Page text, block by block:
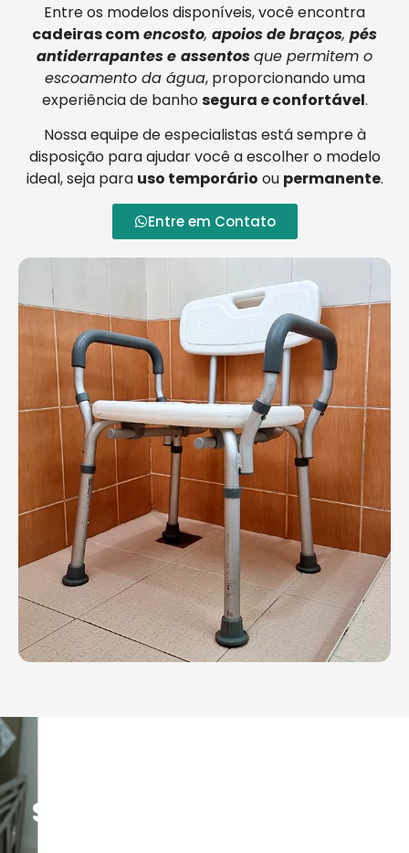
Entre os modelos disponíveis, você encontra
cadeiras comencosto, apoios de braços, pés
antiderrapantes e assentosque permitem o
escoamento da água, proporcionando uma
experiência de banhosegura e confortável.
Nossa equipe de especialistas está sempre à
disposição para ajudar você a escolher o modelo
ideal, seja para uso temporário ou permanente.
Entre em Contato
Saber Sobre Cadeiras de